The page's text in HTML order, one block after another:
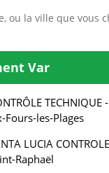
ou la ville que vous
Var
TECHNIQUE -
Fours-les-Plages
LUCIA CONTROLE
Raphaël